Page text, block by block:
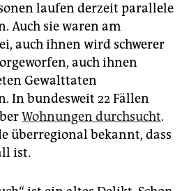
laufen derzeit parallele
Auch sie waren am
auch ihnen wird schwerer
auch ihnen
Gewalttaten
In bundesweit 22 Fällen
Wohnungen durchsucht.
überregional bekannt, dass
ist.